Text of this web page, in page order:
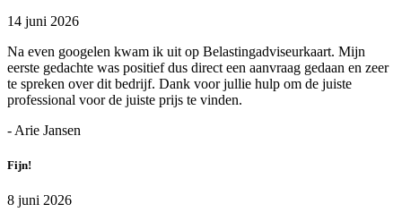
14 juni 2026
Na even googelen kwam ik uit op Belastingadviseurkaart. Mijn
eerste gedachte was positief dus direct een aanvraag gedaan en zeer
te spreken over dit bedrijf. Dank voor jullie hulp om de juiste
professional voor de juiste prijs te vinden.
- Arie Jansen
Fijn!
8 juni 2026